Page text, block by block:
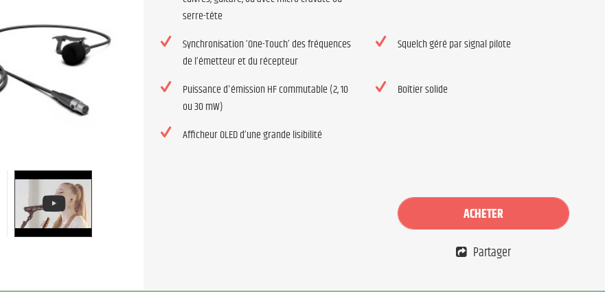
serre-tête
Synchronisation ‘One-Touch’ des fréquences
de l’émetteur et du récepteur
Squelch géré par signal pilote
Puissance d'émission HF commutable (2, 10
ou 30 mW)
Boîtier solide
Afficheur OLED d’une grande lisibilité
ACHETER
Partager